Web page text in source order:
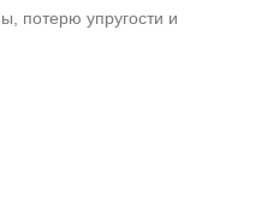
потерю упругости и